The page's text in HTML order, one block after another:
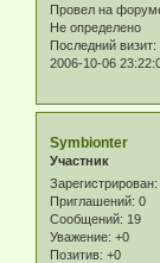
Провел на
Не определено
Последний визит:
2006-10-06
Symbionter
Участник
Зарегистрирован
Приглашений: 0
Сообщений: 19
Уважение: +0
Позитив: +0